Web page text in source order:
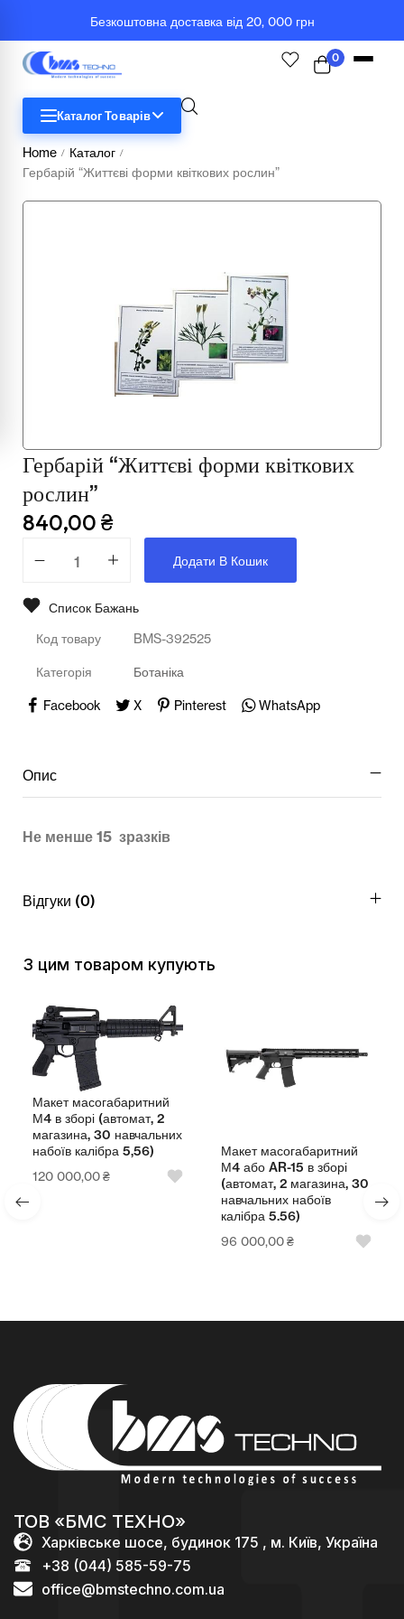
Безкоштовна доставка від 20, 000 грн
0
Каталог Товарів
STEM
Комп'ютерна техніка
Меблі
Медичні тренажери та манекени
Хімія
Всі товари
Home / Каталог /
Гербарій “Життєві форми квіткових рослин”
Гербарій “Життєві форми квіткових
рослин”
840,00 ₴
Додати В Кошик
Список Бажань
Код товару BMS-392525
Категорія Ботаніка
Facebook X Pinterest WhatsApp
Опис
Не менше 15 зразків
Відгуки (0)
З цим товаром купують
Макет масогабаритний
М4 в зборі (автомат, 2
магазина, 30 навчальних
набоїв калібра 5,56)
120 000,00₴
Макет масогабаритний
М4 або AR-15 в зборі
(автомат, 2 магазина, 30
навчальних набоїв
калібра 5.56)
96 000,00₴
ТОВ «БМС ТЕХНО»
Харківське шосе, будинок 175 , м. Київ, Україна
+38 (044) 585-59-75
office@bmstechno.com.ua